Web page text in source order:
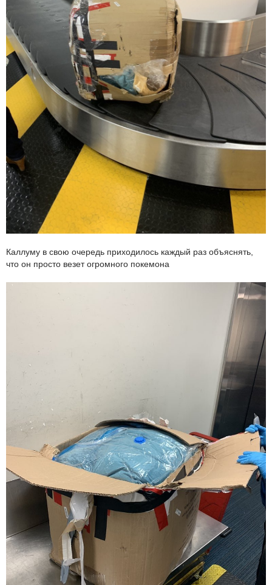
Каллуму в свою очередь приходилось каждый раз объяснять,
что он просто везет огромного покемона